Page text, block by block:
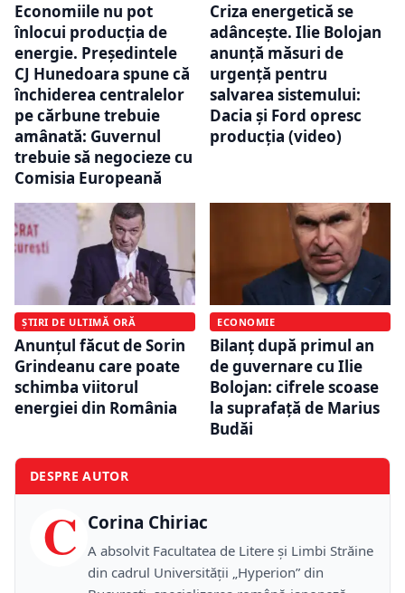
Economiile nu pot
înlocui producția de
energie. Președintele
CJ Hunedoara spune că
închiderea centralelor
pe cărbune trebuie
amânată: Guvernul
trebuie să negocieze cu
Comisia Europeană
Criza energetică se
adâncește. Ilie Bolojan
anunță măsuri de
urgență pentru
salvarea sistemului:
Dacia și Ford opresc
producția (video)
ȘTIRI DE ULTIMĂ ORĂ
Anunțul făcut de Sorin
Grindeanu care poate
schimba viitorul
energiei din România
ECONOMIE
Bilanț după primul an
de guvernare cu Ilie
Bolojan: cifrele scoase
la suprafață de Marius
Budăi
DESPRE AUTOR
C Corina Chiriac
A absolvit Facultatea de Litere și Limbi Străine
din cadrul Universității „Hyperion” din